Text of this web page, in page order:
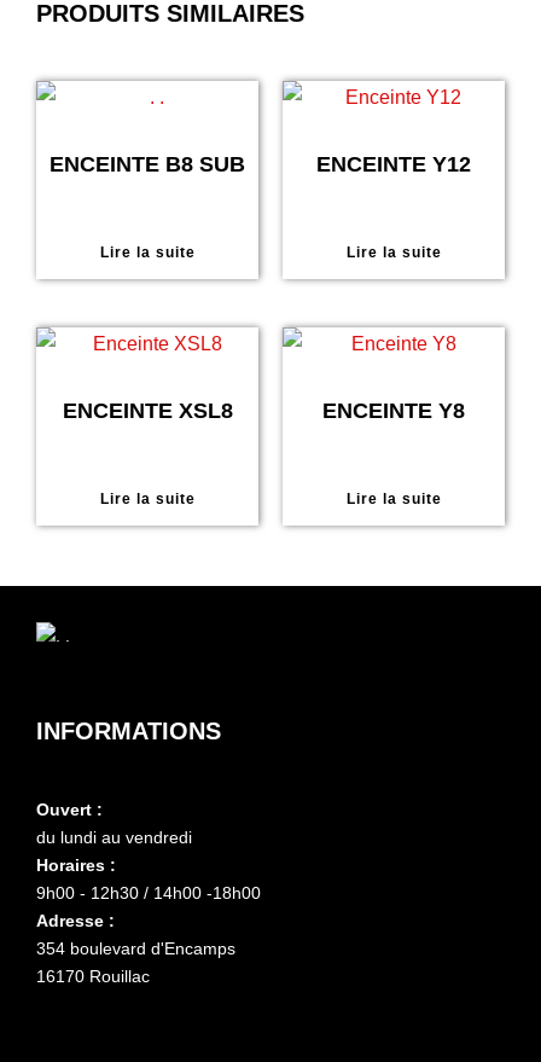
PRODUITS SIMILAIRES
ENCEINTE B8 SUB
Lire la suite
ENCEINTE Y12
Lire la suite
ENCEINTE XSL8
Lire la suite
ENCEINTE Y8
Lire la suite
INFORMATIONS
Ouvert :
du lundi au vendredi
Horaires :
9h00 - 12h30 / 14h00 -18h00
Adresse :
354 boulevard d'Encamps
16170 Rouillac